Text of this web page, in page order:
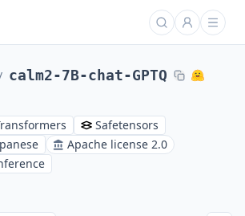
calm2-7B-chat-GPTQ
Safetensors
Apache license 2.0